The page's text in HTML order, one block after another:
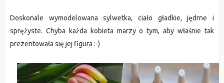
Doskonale wymodelowana sylwetka, ciało gładkie, jędrne i
sprężyste. Chyba każda kobieta marzy o tym, aby właśnie tak
prezentowała się jej figura :-)